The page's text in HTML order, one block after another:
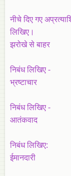
नीचे दिए गए
लिखिए।
झरोखे से बाहर
निबंध लिखिए -
भ्रष्टाचार
निबंध लिखिए -
आतंकवाद
निबंध लिखिए:
ईमानदारी